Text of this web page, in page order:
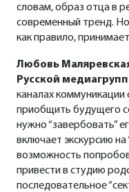
словам, образ отца в
современный тренд.
как правило,
Любовь
Русской
каналах
приобщить будущего
нужно “завербовать”
включает экскурсию на
возможность
привести в студию
последовательное
Коммуникации
детей,
украшения